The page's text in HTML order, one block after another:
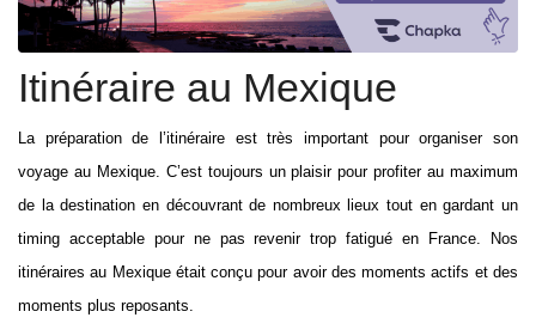
Itinéraire au Mexique
La préparation de l’itinéraire est très important pour organiser son
voyage au Mexique. C’est toujours un plaisir pour profiter au maximum
de la destination en découvrant de nombreux lieux tout en gardant un
timing acceptable pour ne pas revenir trop fatigué en France. Nos
itinéraires au Mexique était conçu pour avoir des moments actifs et des
moments plus reposants.